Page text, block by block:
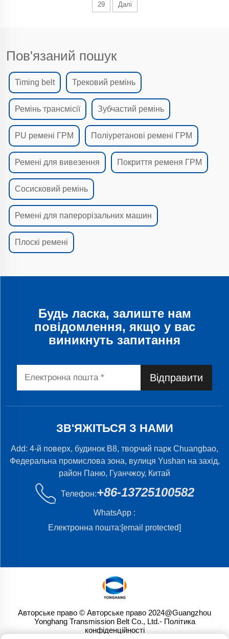
29 Далі
Пов'язаний пошук
Timing belt Трековий ремінь
Ремінь трансмісії Зубчастий ремінь
PU ремені ГРМ Поліуретанові ремені ГРМ
Ремені для вивезення Покриття ременя ГРМ
Сосисковий ремінь
Ремені для паперорізальних машин
Плоскі ремені
Будь ласка, залиште нам
повідомлення, якщо у вас
виникнуть запитання
Відправити
ЗВ'ЯЖІТЬСЯ З НАМИ
Add: 4-й поверх, будинок B8, творчий парк Chuangbao,
Федеральна промислова зона, вулиця Yushan на захід,
район Паню, Гуанчжоу, Китай
Телефон:+86-13725100582
WhatsApp :
Електронна пошта:[email protected]
Авторське право © Авторське право 2024@Guangzhou
Yonghang Transmission Belt Co., Ltd.- Політика
конфіденційності